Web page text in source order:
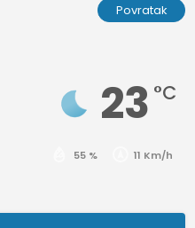
Povratak
23 °C
55 % 11 Km/h